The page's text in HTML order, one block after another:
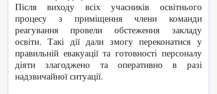
Після виходу всіх учасників освітнього
процесу з приміщення члени команди
реагування провели обстеження закладу
освіти.Такі дії дали змогу переконатися у
правильній евакуації та готовності персоналу
діяти злагоджено та оперативно в разі
надзвичайної ситуації.